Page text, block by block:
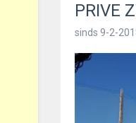
PRIVE
sinds 9-2-